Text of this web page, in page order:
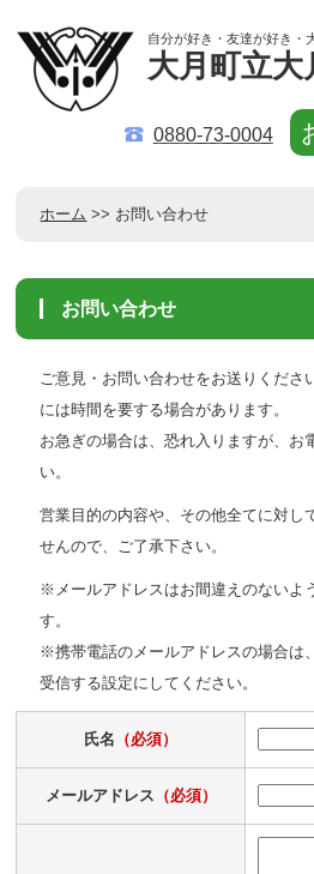
自分が好き・友達が好き・
大月町立大
0880-73-0004
ホーム >> お問い合わせ
お問い合わせ
ご意見・お問い合わせをお送りくださ
には時間を要する場合があります。
お急ぎの場合は、恐れ入りますが、お
い。
営業目的の内容や、その他全てに対し
せんので、ご了承下さい。
※メールアドレスはお間違えのないよ
す。
※携帯電話のメールアドレスの場合は
受信する設定にしてください。
氏名 （必須）
メールアドレス （必須）